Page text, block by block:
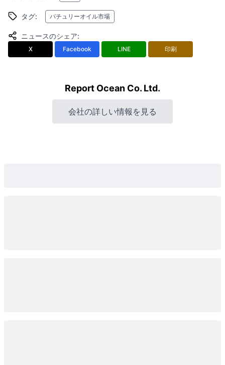
タグ: パチュリーオイル市場
ニュースのシェア:
X Facebook LINE 印刷
Report Ocean Co. Ltd.
会社の詳しい情報を見る